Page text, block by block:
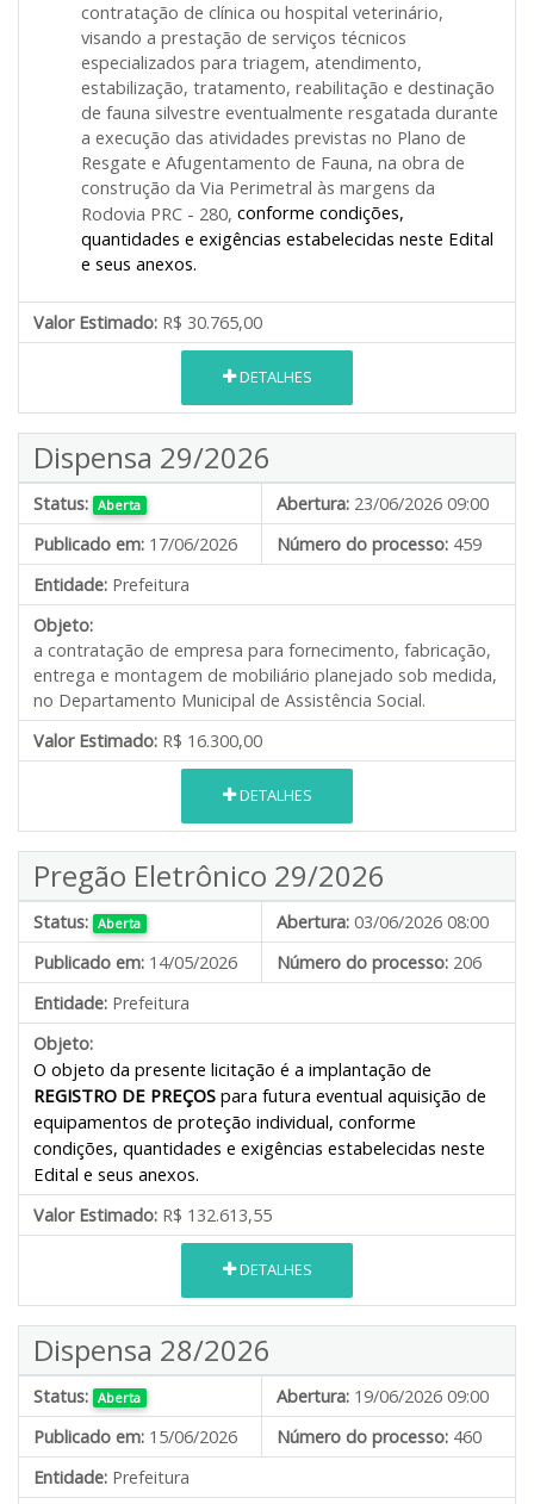
contratação de clínica ou hospital veterinário,
visando a prestação de serviços técnicos
especializados para triagem, atendimento,
estabilização, tratamento, reabilitação e destinação
de fauna silvestre eventualmente resgatada durante
a execução das atividades previstas no Plano de
Resgate e Afugentamento de Fauna, na obra de
construção da Via Perimetral às margens da
Rodovia PRC - 280, conforme condições,
quantidades e exigências estabelecidas neste Edital
e seus anexos.
Valor Estimado: R$ 30.765,00
DETALHES
Dispensa 29/2026
Status: Aberta Abertura: 23/06/2026 09:00
Publicado em: 17/06/2026 Número do processo: 459
Entidade: Prefeitura
Objeto:
a contratação de empresa para fornecimento, fabricação,
entrega e montagem de mobiliário planejado sob medida,
no Departamento Municipal de Assistência Social.
Valor Estimado: R$ 16.300,00
DETALHES
Pregão Eletrônico 29/2026
Status: Aberta Abertura: 03/06/2026 08:00
Publicado em: 14/05/2026 Número do processo: 206
Entidade: Prefeitura
Objeto:
O objeto da presente licitação é a implantação de
REGISTRO DE PREÇOS para futura eventual aquisição de
equipamentos de proteção individual, conforme
condições, quantidades e exigências estabelecidas neste
Edital e seus anexos.
Valor Estimado: R$ 132.613,55
DETALHES
Dispensa 28/2026
Status: Aberta Abertura: 19/06/2026 09:00
Publicado em: 15/06/2026 Número do processo: 460
Entidade: Prefeitura